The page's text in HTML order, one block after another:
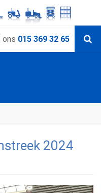
ons 015 369 32 65
2024